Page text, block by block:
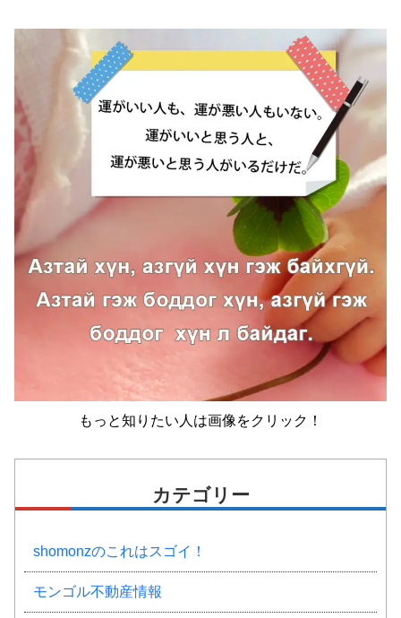
もっと知りたい人は画像をクリック！
カテゴリー
shomonzのこれはスゴイ！
モンゴル不動産情報